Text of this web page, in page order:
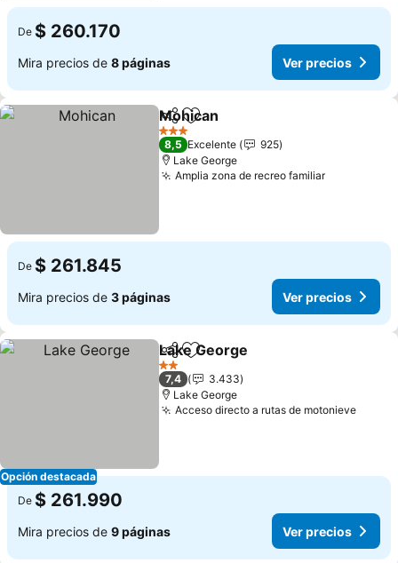
De $ 260.170
Mira precios de 8 páginas Ver precios
CompartirAgregar a favoritos
Mohican
3 Estrellas
8,5 Excelente
925
Lake George
Amplia zona de recreo familiarVer
De $ 261.845
Mira precios de 3 páginas Ver precios
Opción destacada
CompartirAgregar a favoritos
Lake George
2 Estrellas
7,4
3.433
Lake George
Acceso directo a rutas de motonieveVer
De $ 261.990
Mira precios de 9 páginas Ver precios